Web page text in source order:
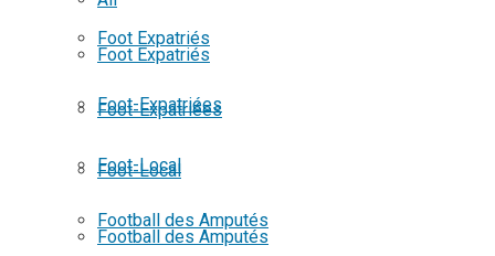
Foot Expatriés
Foot-Expatriées
Foot-Local
Football des Amputés
Foot Expatriés
Foot-Expatriées
Foot-Local
Football des Amputés